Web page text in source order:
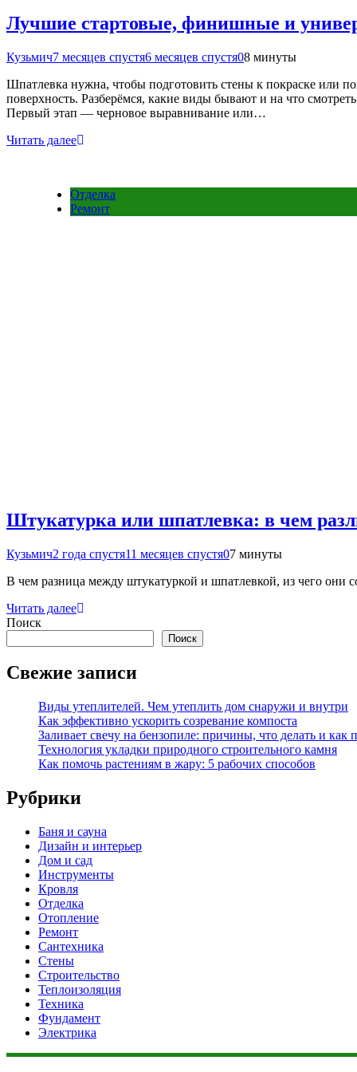
Лучшие стартовые, финишные и
Кузьмич7 месяцев спустя6 месяцев спустя08 минуты
Шпатлевка нужна, чтобы подготовить стены к покраске или
поверхность. Разберёмся, какие виды бывают и на что
Первый этап — черновое выравнивание или…
Читать далее
Отделка
Ремонт
Штукатурка или шпатлевка: в чем
Кузьмич2 года спустя11 месяцев спустя07 минуты
В чем разница между штукатуркой и шпатлевкой, из чего они
Читать далее
Поиск
Поиск
Свежие записи
Виды утеплителей. Чем утеплить дом снаружи и внутри
Как эффективно ускорить созревание компоста
Заливает свечу на бензопиле: причины, что делать и как
Технология укладки природного строительного камня
Как помочь растениям в жару: 5 рабочих способов
Рубрики
Баня и сауна
Дизайн и интерьер
Дом и сад
Инструменты
Кровля
Отделка
Отопление
Ремонт
Сантехника
Стены
Строительство
Теплоизоляция
Техника
Фундамент
Электрика